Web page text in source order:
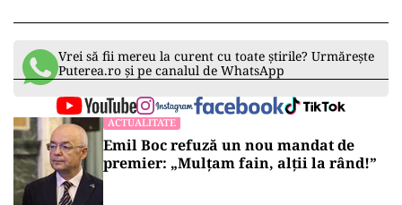
Vrei să fii mereu la curent cu toate știrile? Urmărește
Puterea.ro și pe canalul de WhatsApp
ACTUALITATE
Emil Boc refuză un nou mandat de
premier: „Mulțam fain, alții la rând!”